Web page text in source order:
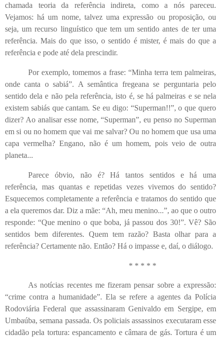
chamada teoria da referência indireta, como a nós pareceu.
Vejamos: há um nome, talvez uma expressão ou proposição, ou
seja, um recurso linguístico que tem um sentido antes de ter uma
referência. Mais do que isso, o sentido é mister, é mais do que a
referência e pode até dela prescindir.
Por exemplo, tomemos a frase: “Minha terra tem palmeiras,
onde canta o sabiá”. A semântica fregeana se perguntaria pelo
sentido dela e não pela referência, isto é, se há palmeiras e se nela
existem sabiás que cantam. Se eu digo: “Superman!!”, o que quero
dizer? Ao analisar esse nome, “Superman”, eu penso no Superman
em si ou no homem que vai me salvar? Ou no homem que usa uma
capa vermelha? Engano, não é um homem, pois veio de outra
planeta...
Parece óbvio, não é? Há tantos sentidos e há uma
referência, mas quantas e repetidas vezes vivemos do sentido?
Esquecemos completamente a referência e tratamos do sentido que
a ela queremos dar. Diz a mãe: “Ah, meu menino...”, ao que o outro
responde: “Que menino o que boba, já passou dos 30!”. Vê? São
sentidos bem diferentes. Quem tem razão? Basta olhar para a
referência? Certamente não. Então? Há o impasse e, daí, o diálogo.
* * * * *
As notícias recentes me fizeram pensar sobre a expressão:
“crime contra a humanidade”. Ela se refere a agentes da Polícia
Rodoviária Federal que assassinaram Genivaldo em Sergipe, em
Umbaúba, semana passada. Os policiais assassinos executaram esse
cidadão pela tortura: espancamento e câmara de gás. Tortura é um